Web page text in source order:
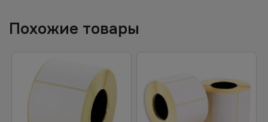
Похожие товары